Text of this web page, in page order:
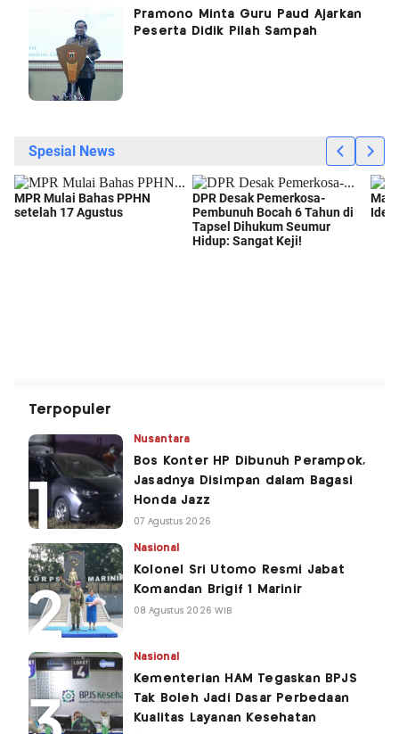
Pramono Minta Guru Paud Ajarkan
Peserta Didik Pilah Sampah
Terpopuler
Nusantara
Bos Konter HP Dibunuh Perampok,
Jasadnya Disimpan dalam Bagasi
Honda Jazz
07 Agustus 2026
Nasional
Kolonel Sri Utomo Resmi Jabat
Komandan Brigif 1 Marinir
08 Agustus 2026 WIB
Nasional
Kementerian HAM Tegaskan BPJS
Tak Boleh Jadi Dasar Perbedaan
Kualitas Layanan Kesehatan